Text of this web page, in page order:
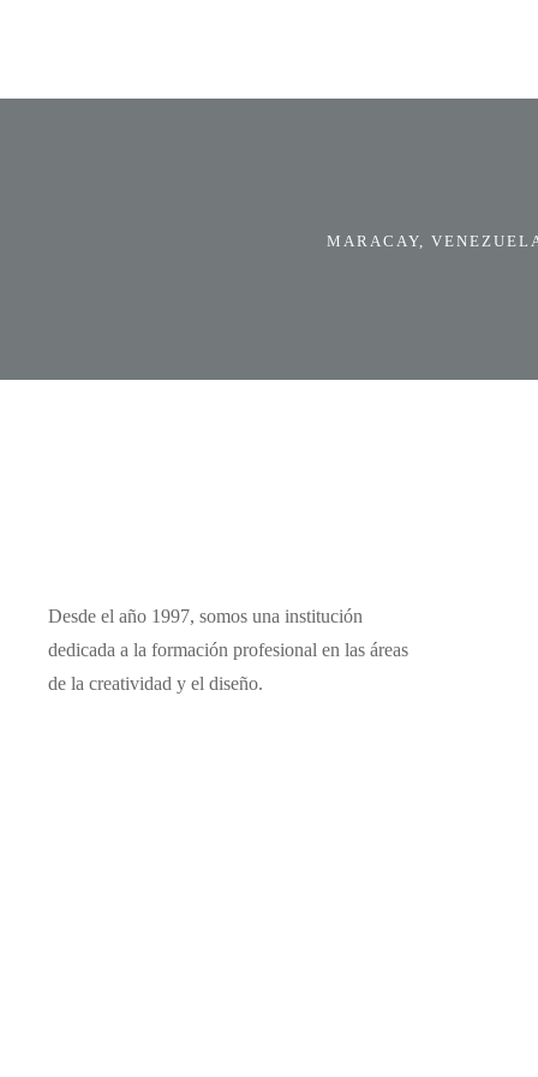
MARACAY,
Desde el año 1997, somos una institución
dedicada a la formación profesional en las áreas
de la creatividad y el diseño.